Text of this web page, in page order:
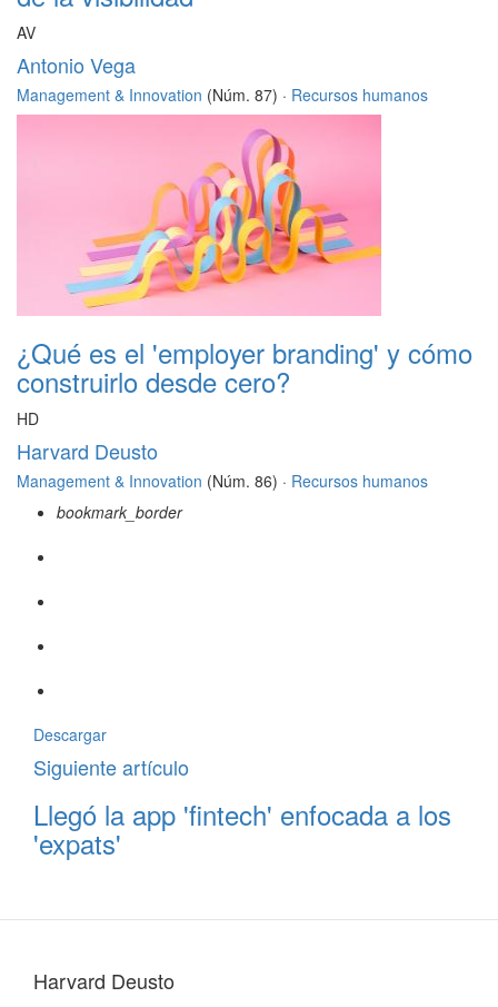
AV
Antonio Vega
Management & Innovation (Núm. 87) · Recursos humanos
¿Qué es el 'employer branding' y cómo
construirlo desde cero?
HD
Harvard Deusto
Management & Innovation (Núm. 86) · Recursos humanos
bookmark_border
Descargar
Siguiente artículo
Llegó la app 'fintech' enfocada a los
'expats'
Harvard Deusto